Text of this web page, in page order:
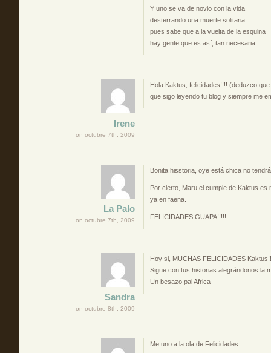
Y uno se va de novio con la vida
desterrando una muerte solitaria
pues sabe que a la vuelta de la esquina
hay gente que es así, tan necesaria.
Irene
on octubre 7th, 2009
Hola Kaktus, felicidades!!!! (deduzco
que sigo leyendo tu blog y siempre me
La Palo
on octubre 7th, 2009
Bonita hisstoria, oye está chica no
Por cierto, Maru el cumple de Kaktus
ya en faena.
FELICIDADES GUAPA!!!!!
Sandra
on octubre 8th, 2009
Hoy si, MUCHAS FELICIDADES Kaktus!!
Sigue con tus historias alegrándonos la
Un besazo pal Africa
Me uno a la ola de Felicidades.